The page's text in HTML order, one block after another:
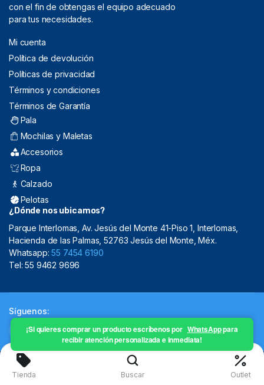
con el fin de obtengas el equipo adecuado
para tus necesidades.
Mi cuenta
Política de devolución
Políticas de privacidad
Términos y condiciones
Términos de Garantía
Pala
Mochilas y Maletas
Accesorios
Ropa
Calzado
Pelotas
¿Dónde nos ubicamos?
Parque Interlomas, Av. Jesús del Monte 41-Piso 1, Interlomas,
Hacienda de las Palmas, 52763 Jesús del Monte, Méx.
Whatsapp:55 7454 6190
Tel: 55 9462 9696
Síguenos:
Copyright 2024 © Mistral Sporting Goods 2024
¡Si quieres comprar un producto escríbenos por WhatsApppara
recibir atención personalizada e inmediata!
Tienda Buscar Outlet